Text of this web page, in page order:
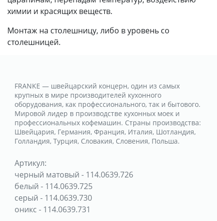
химии и красящих веществ.
Монтаж на столешницу, либо в уровень со
столешницей.
FRANKE — швейцарский концерн, один из самых
крупных в мире производителей кухонного
оборудования, как профессионального, так и бытового.
Мировой лидер в производстве кухонных моек и
профессиональных кофемашин. Страны производства:
Швейцария, Германия, Франция, Италия, Шотландия,
Голландия, Турция, Словакия, Словения, Польша.
Артикул:
черный матовый - 114.0639.726
белый - 114.0639.725
серый - 114.0639.730
оникс - 114.0639.731